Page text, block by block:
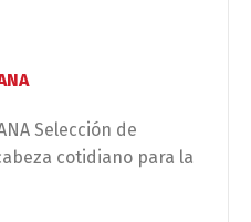
Selección de
cotidiano para la